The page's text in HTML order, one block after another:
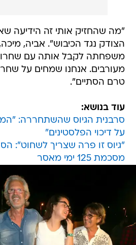
"מה שהחזיק אותי זה הידיעה
הצודק נגד הכיבוש". אביה,
משפחתה לקבל אותה עם
מעורבים. אנחנו שמחים על
טרם הסתיים".
עוד בנושא:
סרבנית הגיוס שהשתחררה:
על דיכוי הפלסטינים"
"גיוס זו פרה שצריך לשחוט":
מסכמת 125 ימי מאסר